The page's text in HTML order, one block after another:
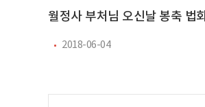
월정사 부처님 오신날 봉축 법회
2018-06-04